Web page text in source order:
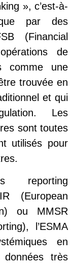
», c’est-à-
par des
(Financial
de
comme une
trouvée en
et qui
Les
sont toutes
utilisés pour
reporting
(European
ou MMSR
l’ESMA
en
données très